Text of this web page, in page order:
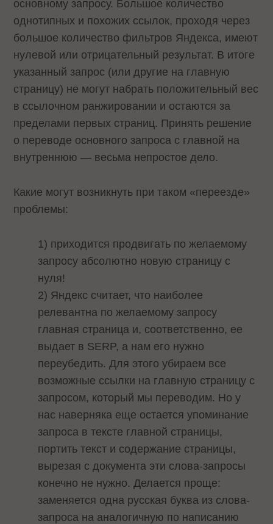
основному запросу. Большое количество
однотипных и похожих ссылок, проходя через
большое количество фильтров Яндекса, имеют
нулевой или отрицательный результат. В итоге
указанный запрос (или другие на главную
страницу) не могут набрать положительный вес
в ссылочном ранжировании и остаются за
пределами первых страниц. Принять решение
о переводе основного запроса с главной на
внутреннюю — весьма непростое дело.
Какие могут возникнуть при таком «переезде»
проблемы:
1) приходится продвигать по желаемому
запросу абсолютно новую страницу с
нуля!
2) Яндекс считает, что наиболее
релевантна по желаемому запросу
главная страница и, соответственно, ее
выдает в SERP, а нам его нужно
переубедить. Для этого убираем все
возможные ссылки на главную страницу с
запросом, который мы переводим. Но у
нас наверняка еще остается упоминание
запроса в тексте главной страницы,
портить текст и содержание страницы,
вырезая с документа эти слова-запросы
конечно не нужно. Делается проще:
заменяется одна русская буква из слова-
запроса на аналогичную по написанию